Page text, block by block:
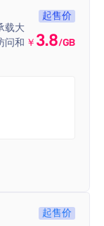
载大
问和
起售价
￥ 3.8/GB
起售价